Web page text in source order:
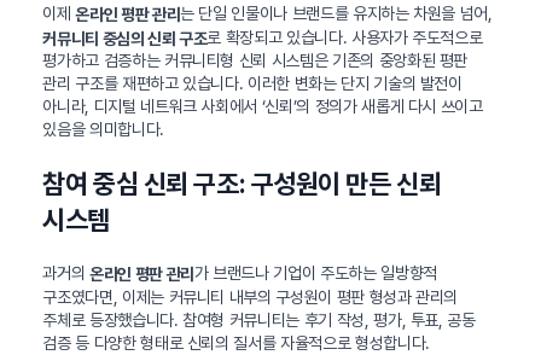
이제온라인 평판 관리는 단일 인물이나 브랜드를 유지하는 차원을 넘어,
커뮤니티 중심의 신뢰 구조로 확장되고 있습니다. 사용자가 주도적으로
평가하고 검증하는 커뮤니티형 신뢰 시스템은 기존의 중앙화된 평판
관리 구조를 재편하고 있습니다. 이러한 변화는 단지 기술의 발전이
아니라, 디지털 네트워크 사회에서 ‘신뢰’의 정의가 새롭게 다시 쓰이고
있음을 의미합니다.
참여 중심 신뢰 구조: 구성원이 만든 신뢰
시스템
과거의 온라인 평판 관리가 브랜드나 기업이 주도하는 일방향적
구조였다면, 이제는 커뮤니티 내부의 구성원이 평판 형성과 관리의
주체로 등장했습니다. 참여형 커뮤니티는 후기 작성, 평가, 투표, 공동
검증 등 다양한 형태로 신뢰의 질서를 자율적으로 형성합니다.